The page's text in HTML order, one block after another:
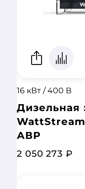
16 кВт / 400 В
Дизельная
АВР
2 050 273 ₽